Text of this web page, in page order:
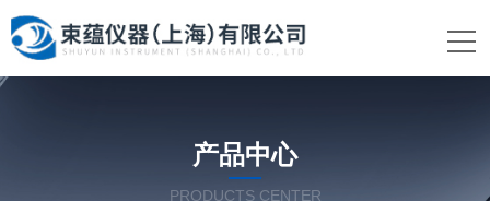
产品中心
PRODUCTS CENTER